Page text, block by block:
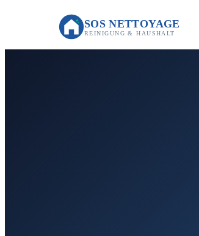
SOS NETTOYAGE
REINIGUNG & HAUSHALT